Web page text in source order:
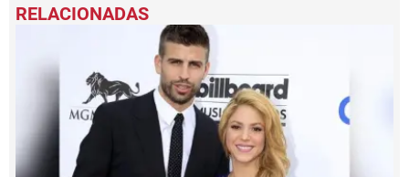
seconds
of
seconds